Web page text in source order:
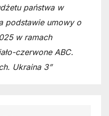
państwa w
podstawie umowy o
w ramach
czerwone ABC.
Ukraina 3”